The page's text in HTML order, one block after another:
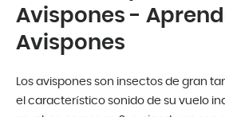
Avispones -
Avispones
Los avispones son insectos de gran
el característico sonido de su vuelo